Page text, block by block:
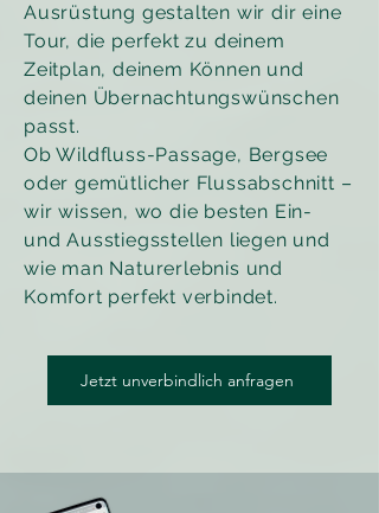
Ausrüstung gestalten wir dir eine
Tour, die perfekt zu deinem
Zeitplan, deinem Können und
deinen Übernachtungswünschen
passt.
Ob Wildfluss-Passage, Bergsee
oder gemütlicher Flussabschnitt –
wir wissen, wo die besten Ein-
und Ausstiegsstellen liegen und
wie man Naturerlebnis und
Komfort perfekt verbindet.
Jetzt unverbindlich anfragen